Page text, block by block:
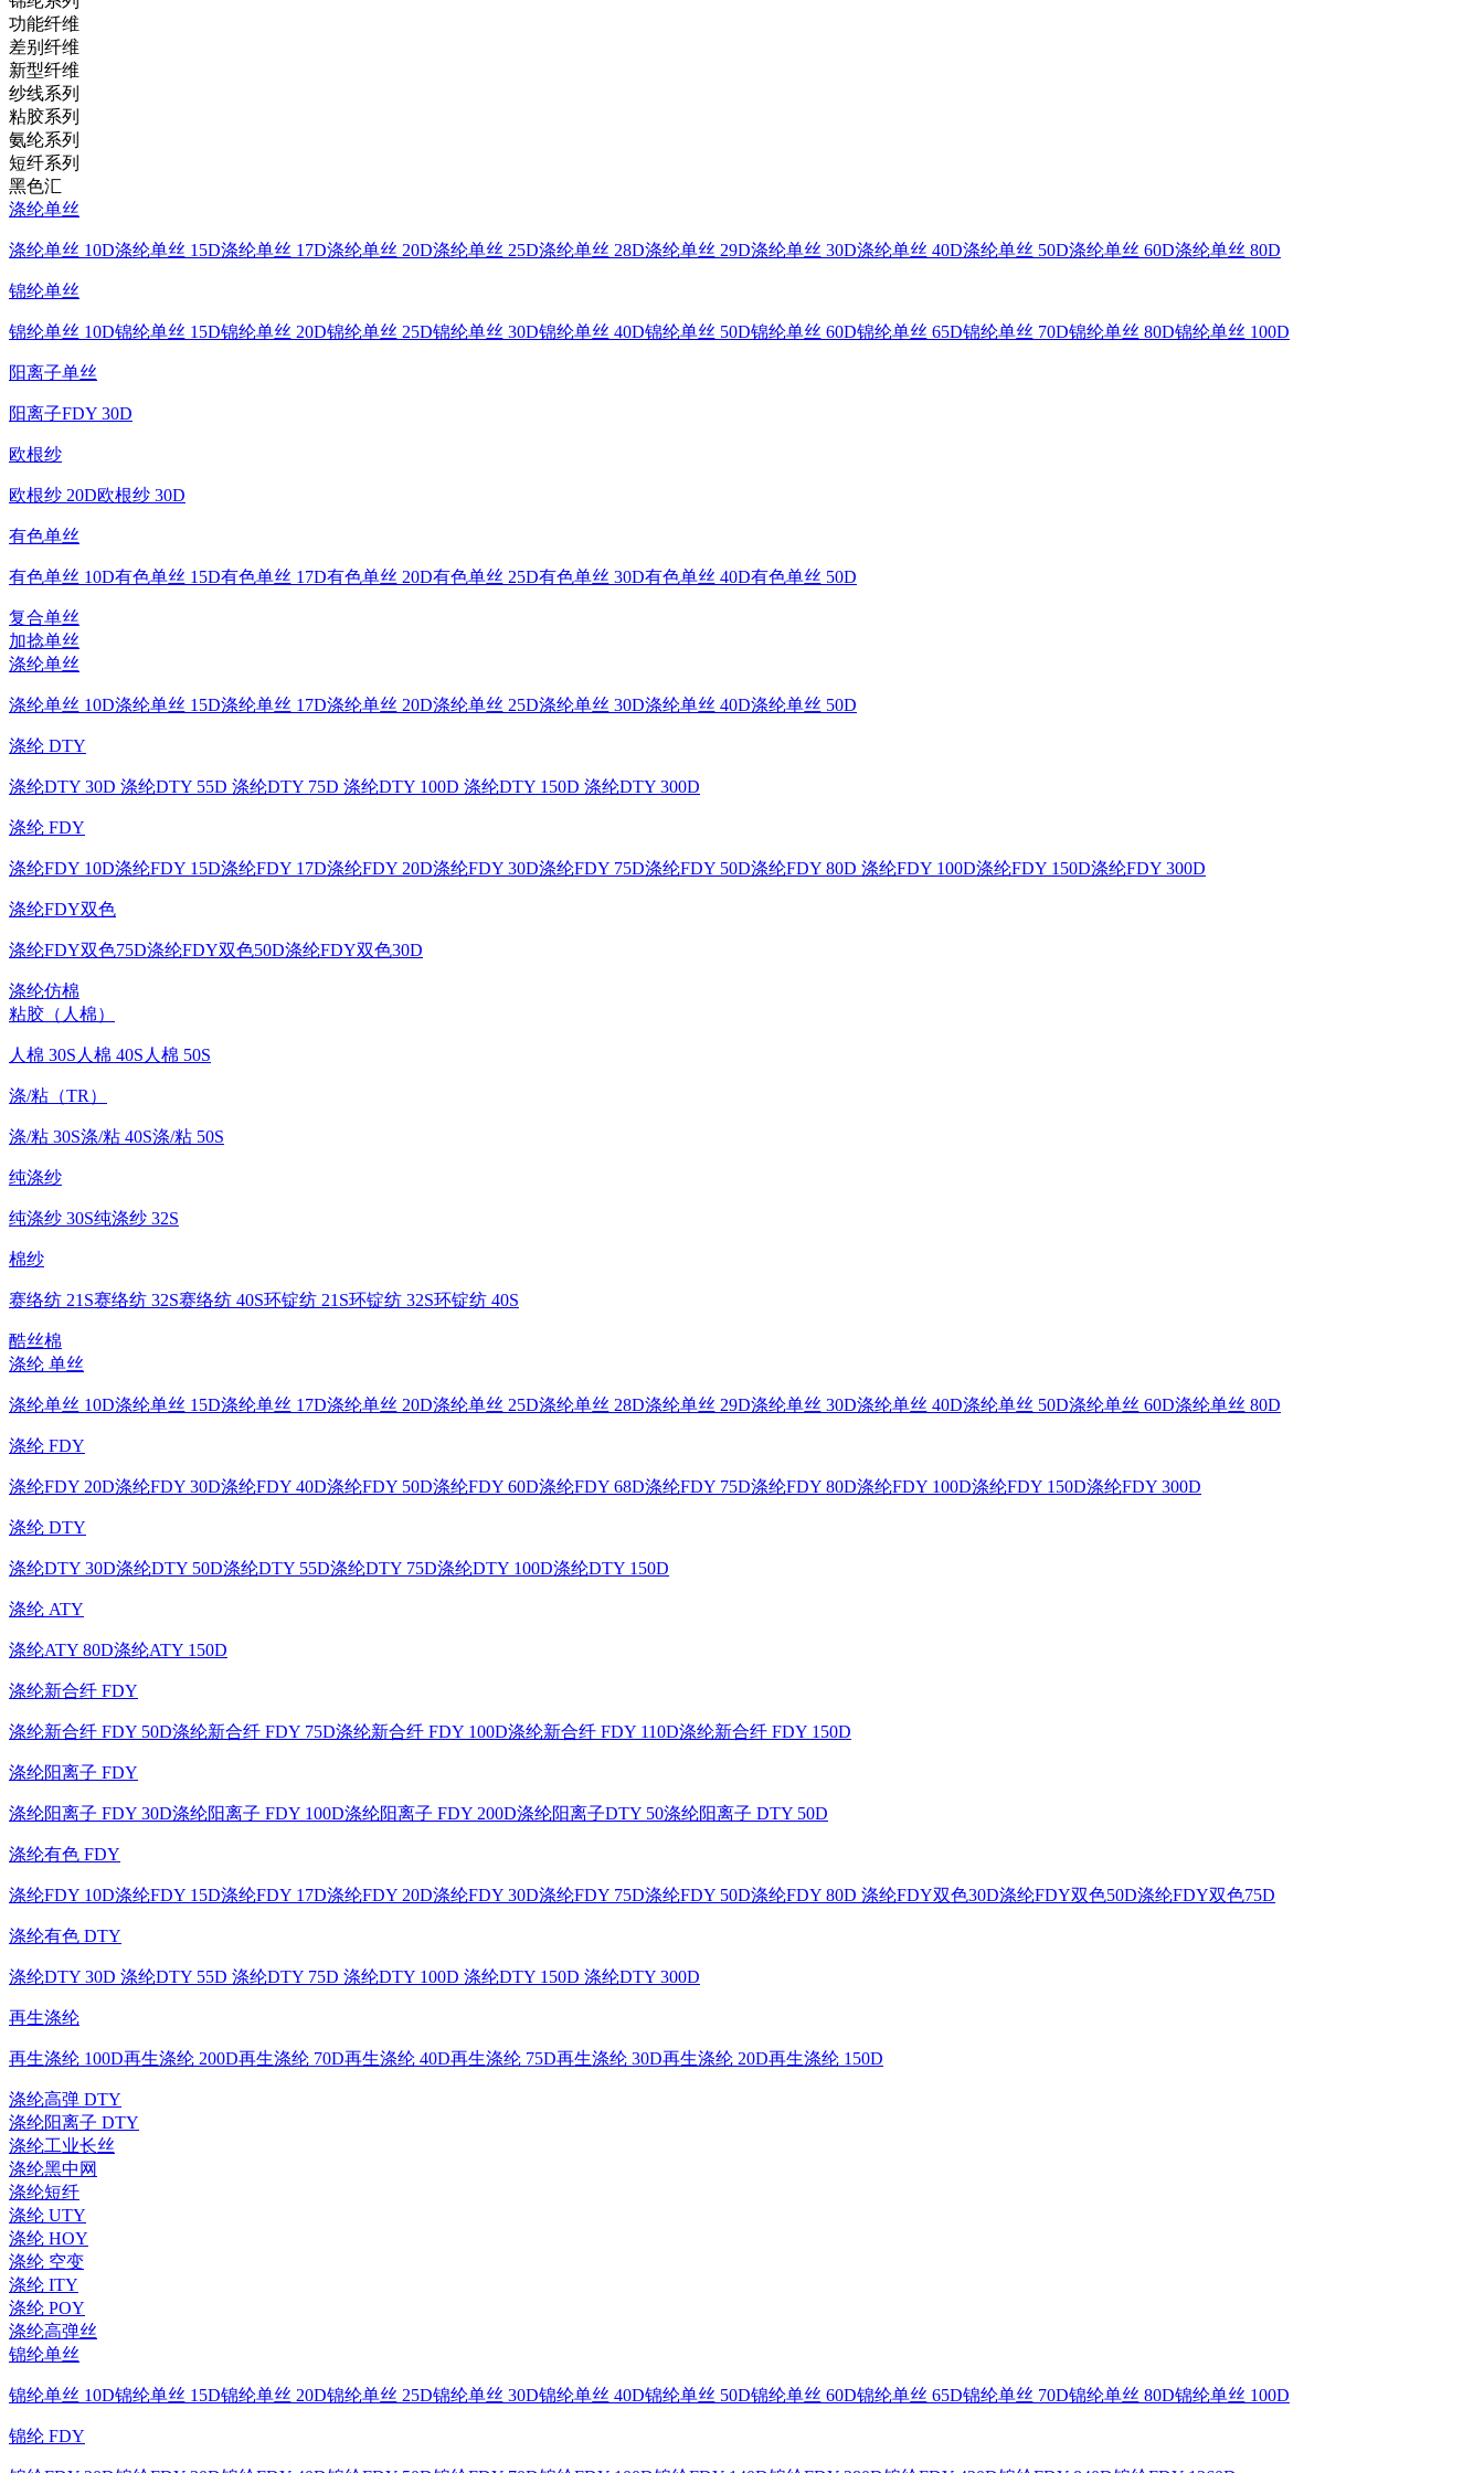
功能纤维
差别纤维
新型纤维
纱线系列
粘胶系列
氨纶系列
短纤系列
黑色汇
涤纶单丝
涤纶单丝 10D涤纶单丝 15D涤纶单丝 17D涤纶单丝 20D涤纶单丝 25D涤纶单丝 28D涤纶单丝 29D涤纶单丝 30D涤纶单丝 40D涤纶单丝 50D涤纶单丝 60D涤纶单丝 80D
锦纶单丝
锦纶单丝 10D锦纶单丝 15D锦纶单丝 20D锦纶单丝 25D锦纶单丝 30D锦纶单丝 40D锦纶单丝 50D锦纶单丝 60D锦纶单丝 65D锦纶单丝 70D锦纶单丝 80D锦纶单丝 100D
阳离子单丝
阳离子FDY 30D
欧根纱
欧根纱 20D欧根纱 30D
有色单丝
有色单丝 10D有色单丝 15D有色单丝 17D有色单丝 20D有色单丝 25D有色单丝 30D有色单丝 40D有色单丝 50D
复合单丝
加捻单丝
涤纶单丝
涤纶单丝 10D涤纶单丝 15D涤纶单丝 17D涤纶单丝 20D涤纶单丝 25D涤纶单丝 30D涤纶单丝 40D涤纶单丝 50D
涤纶 DTY
涤纶DTY 30D 涤纶DTY 55D 涤纶DTY 75D 涤纶DTY 100D 涤纶DTY 150D 涤纶DTY 300D
涤纶 FDY
涤纶FDY 10D涤纶FDY 15D涤纶FDY 17D涤纶FDY 20D涤纶FDY 30D涤纶FDY 75D涤纶FDY 50D涤纶FDY 80D 涤纶FDY 100D涤纶FDY 150D涤纶FDY 300D
涤纶FDY双色
涤纶FDY双色75D涤纶FDY双色50D涤纶FDY双色30D
涤纶仿棉
粘胶（人棉）
人棉 30S 人棉 40S 人棉 50S
涤/粘（TR）
涤/粘 30S涤/粘 40S涤/粘 50S
纯涤纱
纯涤纱 30S纯涤纱 32S
棉纱
赛络纺 21S赛络纺 32S赛络纺 40S环锭纺 21S环锭纺 32S环锭纺 40S
酷丝棉
涤纶 单丝
涤纶单丝 10D涤纶单丝 15D涤纶单丝 17D涤纶单丝 20D涤纶单丝 25D涤纶单丝 28D涤纶单丝 29D涤纶单丝 30D涤纶单丝 40D涤纶单丝 50D涤纶单丝 60D涤纶单丝 80D
涤纶 FDY
涤纶FDY 20D涤纶FDY 30D涤纶FDY 40D涤纶FDY 50D涤纶FDY 60D涤纶FDY 68D涤纶FDY 75D涤纶FDY 80D涤纶FDY 100D涤纶FDY 150D涤纶FDY 300D
涤纶 DTY
涤纶DTY 30D涤纶DTY 50D涤纶DTY 55D涤纶DTY 75D涤纶DTY 100D涤纶DTY 150D
涤纶 ATY
涤纶ATY 80D涤纶ATY 150D
涤纶新合纤 FDY
涤纶新合纤 FDY 50D涤纶新合纤 FDY 75D涤纶新合纤 FDY 100D涤纶新合纤 FDY 110D涤纶新合纤 FDY 150D
涤纶阳离子 FDY
涤纶阳离子 FDY 30D涤纶阳离子 FDY 100D涤纶阳离子 FDY 200D涤纶阳离子DTY 50涤纶阳离子 DTY 50D
涤纶有色 FDY
涤纶FDY 10D涤纶FDY 15D涤纶FDY 17D涤纶FDY 20D涤纶FDY 30D涤纶FDY 75D涤纶FDY 50D涤纶FDY 80D 涤纶FDY双色30D涤纶FDY双色50D涤纶FDY双色75D
涤纶有色 DTY
涤纶DTY 30D 涤纶DTY 55D 涤纶DTY 75D 涤纶DTY 100D 涤纶DTY 150D 涤纶DTY 300D
再生涤纶
再生涤纶 100D再生涤纶 200D再生涤纶 70D再生涤纶 40D再生涤纶 75D再生涤纶 30D再生涤纶 20D再生涤纶 150D
涤纶高弹 DTY
涤纶阳离子 DTY
涤纶工业长丝
涤纶黑中网
涤纶短纤
涤纶 UTY
涤纶 HOY
涤纶 空变
涤纶 ITY
涤纶 POY
涤纶高弹丝
锦纶单丝
锦纶单丝 10D锦纶单丝 15D锦纶单丝 20D锦纶单丝 25D锦纶单丝 30D锦纶单丝 40D锦纶单丝 50D锦纶单丝 60D锦纶单丝 65D锦纶单丝 70D锦纶单丝 80D锦纶单丝 100D
锦纶 FDY